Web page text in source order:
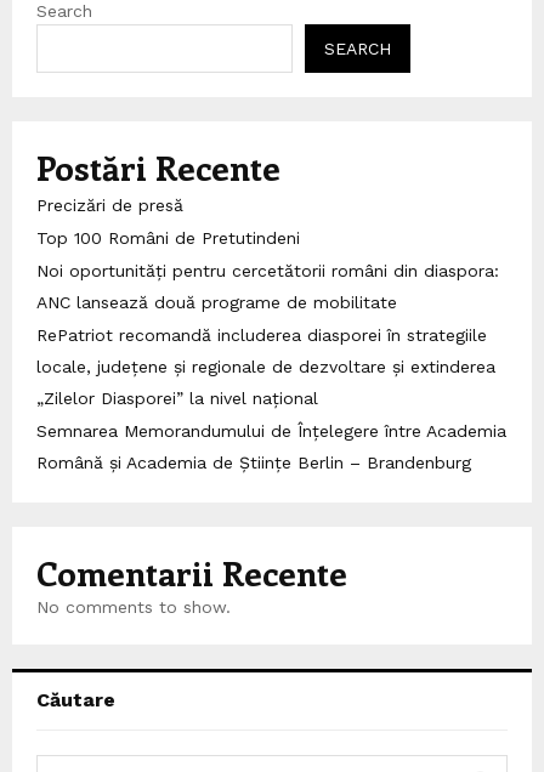
Search
SEARCH
Postări Recente
Precizări de presă
Top 100 Români de Pretutindeni
Noi oportunități pentru cercetătorii români din diaspora:
ANC lansează două programe de mobilitate
RePatriot recomandă includerea diasporei în strategiile
locale, județene și regionale de dezvoltare și extinderea
„Zilelor Diasporei” la nivel național
Semnarea Memorandumului de Înțelegere între Academia
Română și Academia de Științe Berlin – Brandenburg
Comentarii Recente
No comments to show.
Căutare